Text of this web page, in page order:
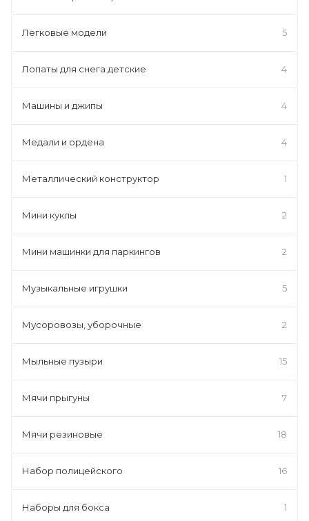
Легковые модели 5
Лопаты для снега детские 4
Машины и джипы 4
Медали и ордена 4
Металлический конструктор 1
Мини куклы 2
Мини машинки для паркингов 2
Музыкальные игрушки 5
Мусоровозы, уборочные 2
Мыльные пузыри 15
Мячи прыгуны 7
Мячи резиновые 18
Набор полицейского 16
Наборы для бокса 1